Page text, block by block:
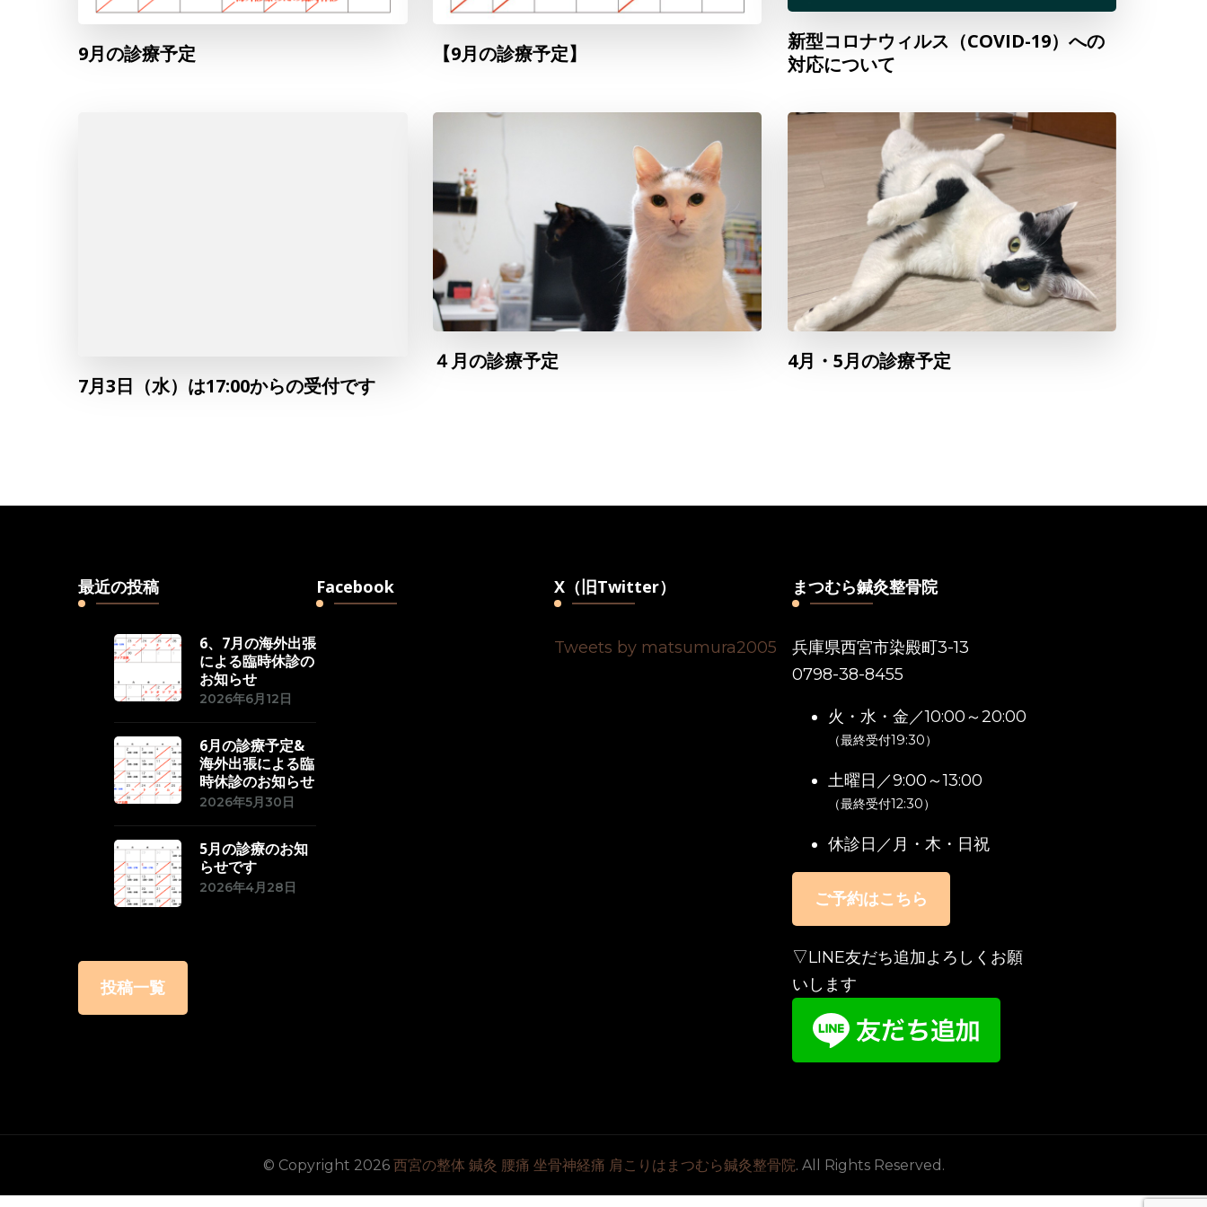
9月の診療予定 【9月の診療予定】
新型コロナウィルス（COVID-19）への
対応について
7月3日（水）は17:00からの受付です
４月の診療予定 4月・5月の診療予定
最近の投稿
6、7月の海外出張
による臨時休診の
お知らせ
2026年6月12日
6月の診療予定&
海外出張による臨
時休診のお知らせ
2026年5月30日
5月の診療のお知
らせです
2026年4月28日
投稿一覧
Facebook X（旧Twitter）
Tweets by matsumura2005
まつむら鍼灸整骨院
兵庫県西宮市染殿町3-13
0798-38-8455
火・水・金／10:00～20:00
（最終受付19:30）
土曜日／9:00～13:00
（最終受付12:30）
休診日／月・木・日祝
ご予約はこちら
▽LINE友だち追加よろしくお願
いします
© Copyright 2026 西宮の整体 鍼灸 腰痛 坐骨神経痛 肩こりはまつむら鍼灸整骨院. All Rights Reserved.